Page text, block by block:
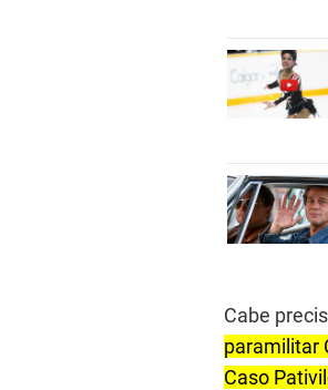
Cabe
paramilitar
Caso